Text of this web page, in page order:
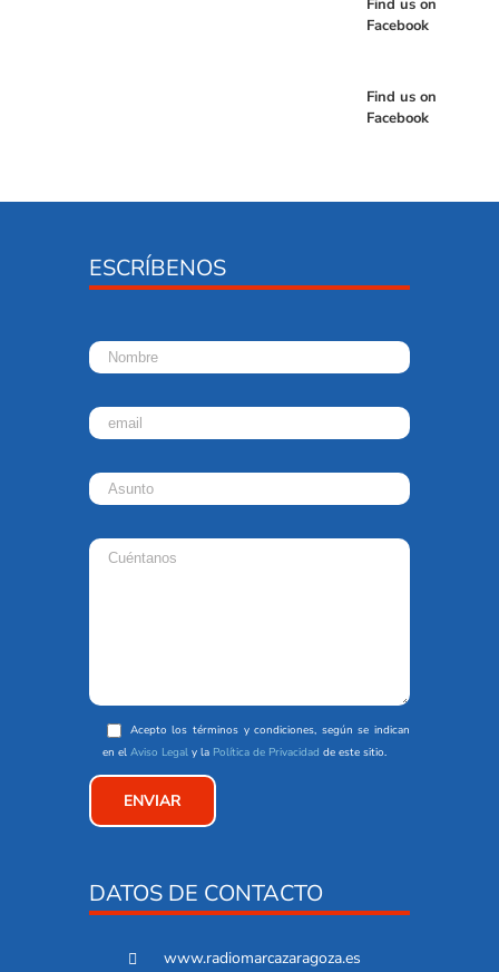
Find us on
Facebook
Find us on
Facebook
ESCRÍBENOS
Acepto los términos y condiciones, según se indican
en el Aviso Legal y la Política de Privacidad de este sitio.
DATOS DE CONTACTO
www.radiomarcazaragoza.es